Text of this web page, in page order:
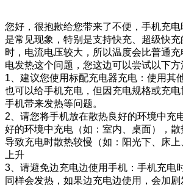
您好，很抱歉给您带来了不便，手机充
是常见现象，特别是支持快充、超级快
时，电流电压较大，所以温度会比普通
电发热这个问题，您这边可以尝试以下方
1、建议您使用标配充电器充电：使用其
也可以给手机充电，但因充电规格或充
手机带来发热等问题。
2、请您将手机放在散热良好的环境中充
好的环境中充电（如：室内、桌面），
导致充电时散热较慢（如：阳光下、床
上升
3、请避免边充电边使用手机：手机充电
同样会发热，如果边充电边使用，会加剧